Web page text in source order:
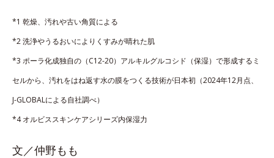
*1 乾燥、汚れや古い角質による
*2 洗浄やうるおいによりくすみが晴れた肌
*3 ポーラ化成独自の（C12-20）アルキルグルコシド（保湿）で形成するミ
セルから、汚れをはね返す水の膜をつくる技術が日本初（2024年12月点、
J-GLOBALによる自社調べ）
*4 オルビススキンケアシリーズ内保湿力
文／仲野もも